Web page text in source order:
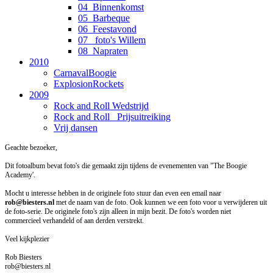
04_Binnenkomst
05_Barbeque
06_Feestavond
07_ foto's Willem
08_Napraten
2010
CarnavalBoogie
ExplosionRockets
2009
Rock and Roll Wedstrijd
Rock and Roll _Prijsuitreiking
Vrij dansen
Geachte bezoeker,
Dit fotoalbum bevat foto's die gemaakt zijn tijdens de evenementen van "The Boogie
Academy'.
Mocht u interesse hebben in de originele foto stuur dan even een email naar
rob@biesters.nl met de naam van de foto. Ook kunnen we een foto voor u verwijderen uit
de foto-serie. De originele foto's zijn alleen in mijn bezit. De foto's worden niet
commercieel verhandeld of aan derden verstrekt.
Veel kijkplezier
Rob Biesters
rob@biesters.nl